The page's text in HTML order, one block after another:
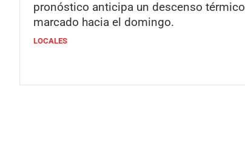
pronóstico anticipa un descenso térmico
marcado hacia el domingo.
LOCALES